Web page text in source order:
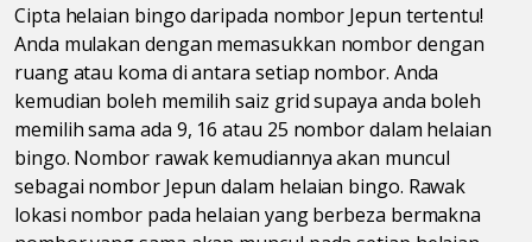
Cipta helaian bingo daripada nombor Jepun tertentu!
Anda mulakan dengan memasukkan nombor dengan
ruang atau koma di antara setiap nombor. Anda
kemudian boleh memilih saiz grid supaya anda boleh
memilih sama ada 9, 16 atau 25 nombor dalam helaian
bingo. Nombor rawak kemudiannya akan muncul
sebagai nombor Jepun dalam helaian bingo. Rawak
lokasi nombor pada helaian yang berbeza bermakna